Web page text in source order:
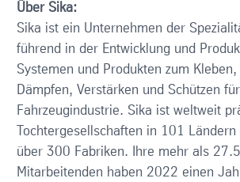
Über Sika:
Sika ist ein Unternehmen der
führend in der Entwicklung und
Systemen und Produkten zum Kleben,
Dämpfen, Verstärken und Schützen
Fahrzeugindustrie. Sika ist weltweit
Tochtergesellschaften in 101
über 300 Fabriken. Ihre mehr als
Mitarbeitenden haben 2022 einen